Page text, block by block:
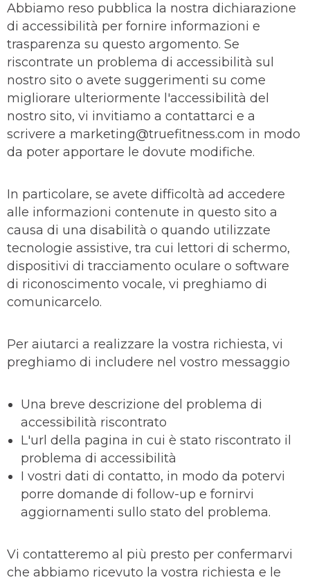
Abbiamo reso pubblica la nostra dichiarazione
di accessibilità per fornire informazioni e
trasparenza su questo argomento. Se
riscontrate un problema di accessibilità sul
nostro sito o avete suggerimenti su come
migliorare ulteriormente l'accessibilità del
nostro sito, vi invitiamo a contattarci e a
scrivere a marketing@truefitness.com in modo
da poter apportare le dovute modifiche.
In particolare, se avete difficoltà ad accedere
alle informazioni contenute in questo sito a
causa di una disabilità o quando utilizzate
tecnologie assistive, tra cui lettori di schermo,
dispositivi di tracciamento oculare o software
di riconoscimento vocale, vi preghiamo di
comunicarcelo.
Per aiutarci a realizzare la vostra richiesta, vi
preghiamo di includere nel vostro messaggio
Una breve descrizione del problema di
accessibilità riscontrato
L'url della pagina in cui è stato riscontrato il
problema di accessibilità
I vostri dati di contatto, in modo da potervi
porre domande di follow-up e fornirvi
aggiornamenti sullo stato del problema.
Vi contatteremo al più presto per confermarvi
che abbiamo ricevuto la vostra richiesta e le